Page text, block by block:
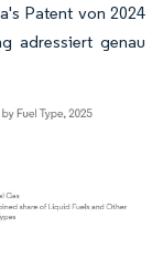
Patent von 2024
adressiert genau